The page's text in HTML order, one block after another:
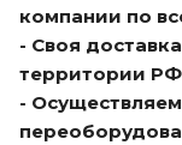
компании по
- Своя
территории РФ
-